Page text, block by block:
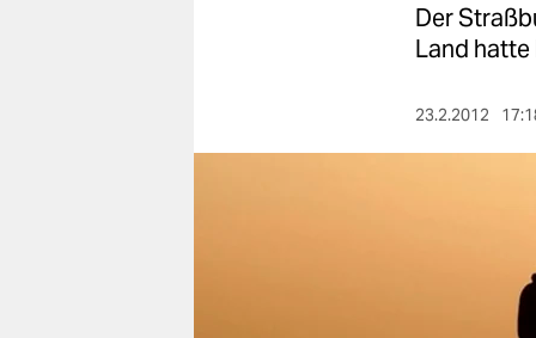
Der
Land
23.2.2012